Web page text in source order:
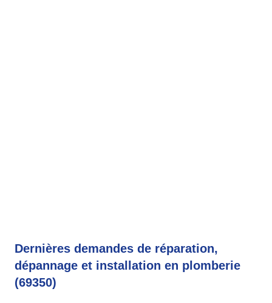
Dernières demandes de réparation,
dépannage et installation en plomberie
(69350)